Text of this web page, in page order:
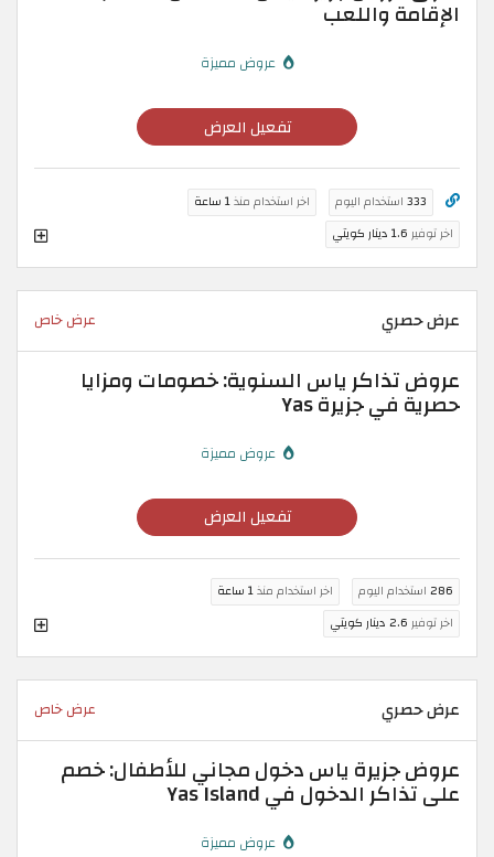
الإقامة واللعب
عروض مميزة
تفعيل العرض
333 استخدام اليوم اخر استخدام منذ1 ساعة
اخر توفير 1.6 دينار كويتي
عرض حصري عرض خاص
عروض تذاكر ياس السنوية: خصومات ومزايا
حصرية في جزيرة Yas
عروض مميزة
تفعيل العرض
286 استخدام اليوم اخر استخدام منذ1 ساعة
اخر توفير 2.6 دينار كويتي
عرض حصري عرض خاص
عروض جزيرة ياس دخول مجاني للأطفال: خصم
على تذاكر الدخول في Yas Island
عروض مميزة